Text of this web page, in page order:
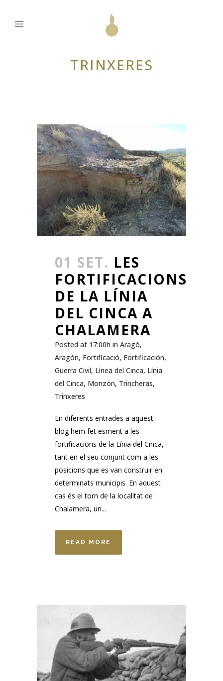
TRINXERES
01 SET. LES
FORTIFICACIONS
DE LA LÍNIA
DEL CINCA A
CHALAMERA
Posted at 17:00h in Aragó,
Aragón, Fortificació, Fortificación,
Guerra Civil, Línea del Cinca, Línia
del Cinca, Monzón, Trincheras,
Trinxeres
En diferents entrades a aquest
blog hem fet esment a les
fortificacions de la Línia del Cinca,
tant en el seu conjunt com a les
posicions que es van construir en
determinats municipis. En aquest
cas és el torn de la localitat de
Chalamera, un...
READ MORE